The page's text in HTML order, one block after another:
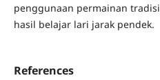
penggunaan permainan
hasil belajar lari jarak pendek.
References